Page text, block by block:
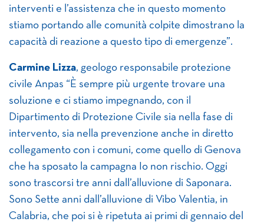
interventi e l’assistenza che in questo momento
stiamo portando alle comunità colpite dimostrano la
capacità di reazione a questo tipo di emergenze”.
Carmine Lizza, geologo responsabile protezione
civile Anpas “È sempre più urgente trovare una
soluzione e ci stiamo impegnando, con il
Dipartimento di Protezione Civile sia nella fase di
intervento, sia nella prevenzione anche in diretto
collegamento con i comuni, come quello di Genova
che ha sposato la campagna Io non rischio. Oggi
sono trascorsi tre anni dall’alluvione di Saponara.
Sono Sette anni dall’alluvione di Vibo Valentia, in
Calabria, che poi si è ripetuta ai primi di gennaio del